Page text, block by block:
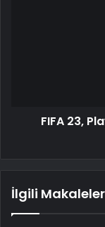
FIFA 23,
İlgili Makaleler